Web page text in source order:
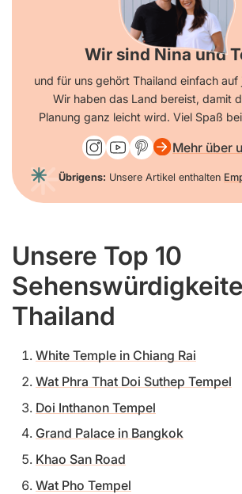
Wir sind Nina und
und für uns gehört Thailand einfach auf
Wir haben das Land bereist, damit
Planung ganz leicht wird. Viel Spaß
Mehr über
Übrigens: Unsere Artikel enthalten
Unsere Top 10
Thailand
White Temple in Chiang Rai
Wat Phra That Doi Suthep Tempel
Doi Inthanon Tempel
Grand Palace in Bangkok
Khao San Road
Wat Pho Tempel